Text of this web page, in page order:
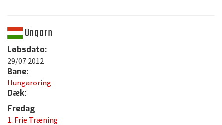
Ungarn
Løbsdato:
29/07 2012
Bane:
Hungaroring
Dæk:
Fredag
1. Frie Træning